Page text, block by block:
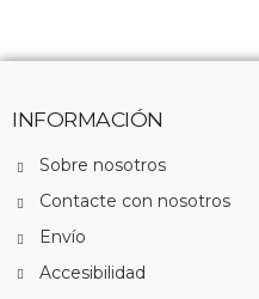
INFORMACIÓN
Sobre nosotros
Contacte con nosotros
Envío
Accesibilidad